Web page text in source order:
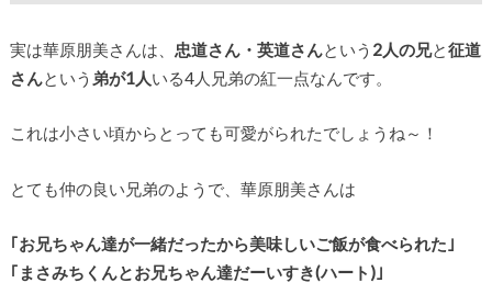
実は華原朋美さんは、 忠道さん・英道さん という 2人の兄と征道
さん という 弟が1人 いる4人兄弟の紅一点なんです。
これは小さい頃からとっても可愛がられたでしょうね～！
とても仲の良い兄弟のようで、華原朋美さんは
｢お兄ちゃん達が一緒だったから美味しいご飯が食べられた｣
｢まさみちくんとお兄ちゃん達だーいすき(ハート)｣